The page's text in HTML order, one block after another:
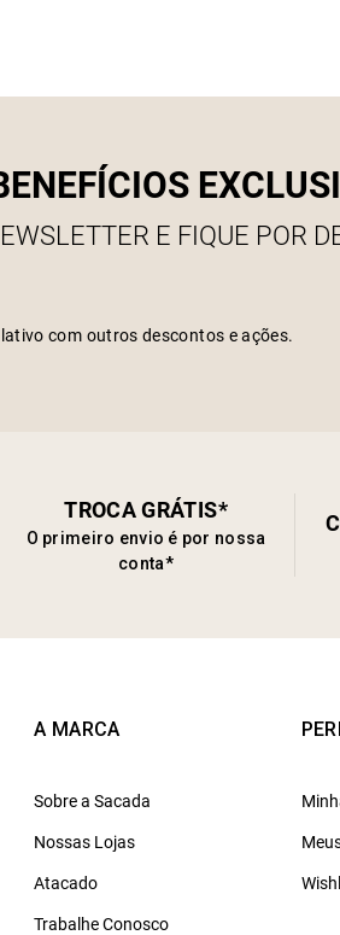
E FIQUE POR
com outros descontos e ações.
TROCA GRÁTIS*
O primeiro envio é por nossa
conta*
A MARCA
Sobre a Sacada
Nossas Lojas
Atacado
Trabalhe Conosco